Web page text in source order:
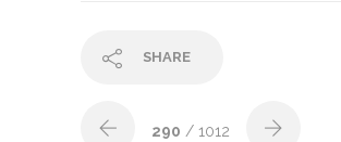
SHARE
290 / 1012